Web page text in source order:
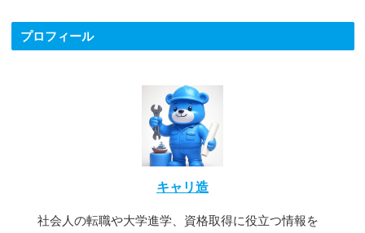
プロフィール
キャリ造
社会人の転職や大学進学、資格取得に役立つ情報を